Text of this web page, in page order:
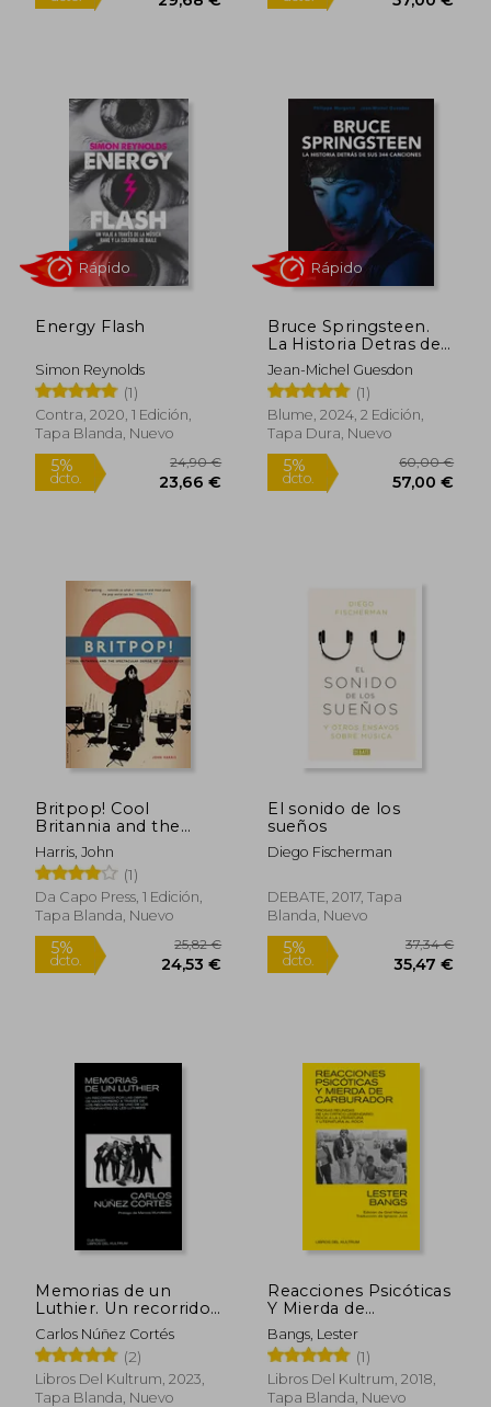
5% 19,99 € 5%
Rápido
Energy Flash
Simon Reynolds
(1)
Contra, 2020, 1 Edición,
Tapa Blanda, Nuevo
dcto.
Rápido
Bruce Springsteen.
La Historia Detras de
sus 344 Canciones
Jean-Michel Guesdon
(1)
Blume, 2024, 2 Edición,
Tapa Dura, Nuevo
5%
dcto.
Britpop! Cool
Britannia and the
Spectacular Demise
of English Rock (en
Inglés)
Harris, John
(1)
Da Capo Press, 1 Edición,
Tapa Blanda, Nuevo
El sonido de los
sueños
Diego Fischerman
DEBATE, 2017, Tapa
Blanda, Nuevo
Memorias de un
Luthier. Un recorrido
por las obras de
Mastropiero a través
de los recuerdos de
uno de los
integrantes de Les
Carlos Núñez Cortés
(2)
Libros Del Kultrum, 2023,
Tapa Blanda, Nuevo
Reacciones Psicóticas
Y Mierda de
Carburador: Prosas
Reunidas de Un
Crítico Legendario
Bangs, Lester
(1)
Libros Del Kultrum, 2018,
Tapa Blanda, Nuevo